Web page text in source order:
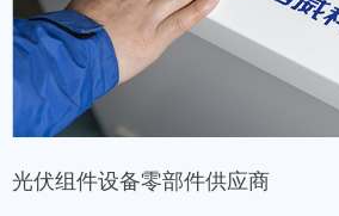
光伏组件设备零部件供应商